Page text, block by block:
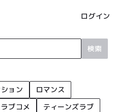
ログイン
検索
ョン
ロマンス
ラブコメ
ティーンズラブ